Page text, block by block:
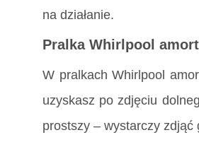
na działanie.
Pralka Whirlpool
W pralkach Whirlpool
uzyskasz po zdjęciu
prostszy – wystarczy zdjąć